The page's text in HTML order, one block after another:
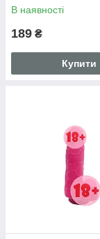
В наявності
189 ₴
Купити